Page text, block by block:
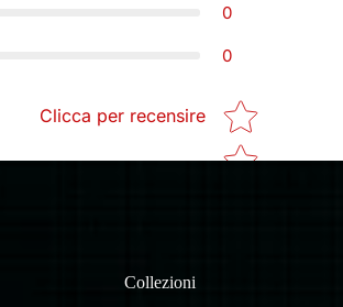
0
0
Clicca per recensire Star rating
Collezioni